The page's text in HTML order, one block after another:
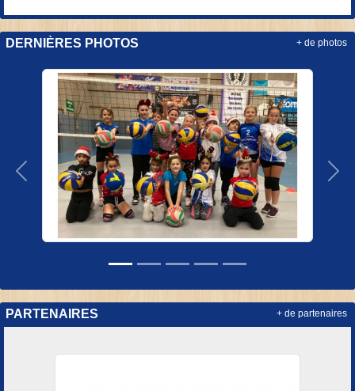
DERNIÈRES PHOTOS
Précedent
+ de photos
PARTENAIRES + de partenaires